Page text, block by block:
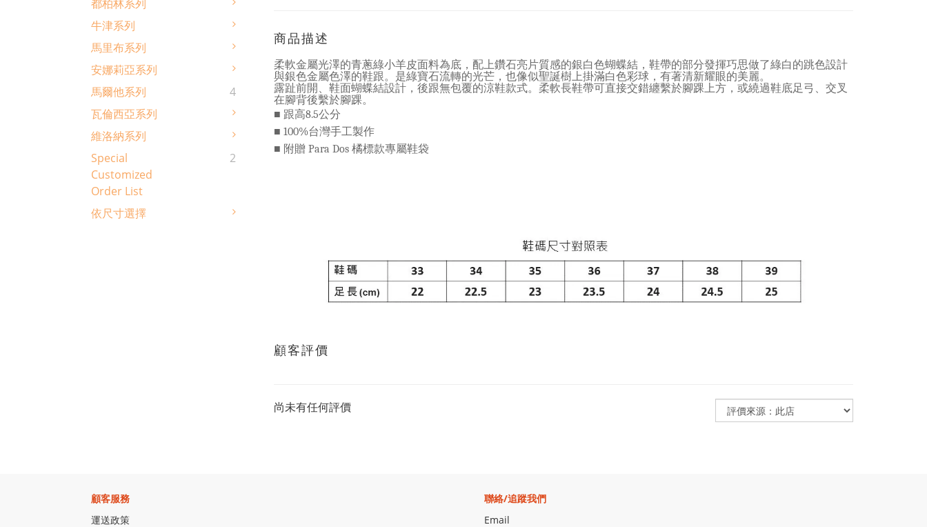
都柏林系列
牛津系列
馬里布系列
安娜莉亞系列
馬爾他系列
4
瓦倫西亞系列
維洛納系列
Special
Customized
Order List
2
依尺寸選擇
商品描述
柔軟金屬光澤的青蔥綠小羊皮面料為底，配上鑽石亮片質感的銀白色蝴蝶結，鞋帶的部分發揮巧思做了綠白的跳色設計
與銀色金屬色澤的鞋跟。是綠寶石流轉的光芒，也像似聖誕樹上掛滿白色彩球，有著清新耀眼的美麗。
露趾前開、鞋面蝴蝶結設計，後跟無包覆的涼鞋款式。柔軟長鞋帶可直接交錯纏繫於腳踝上方，或繞過鞋底足弓、交叉
在腳背後繫於腳踝。
■ 跟高8.5公分
■ 100%台灣手工製作
■ 附贈 Para Dos 橘標款專屬鞋袋
顧客評價
尚未有任何評價
顧客服務
運送政策
聯絡/追蹤我們
Email